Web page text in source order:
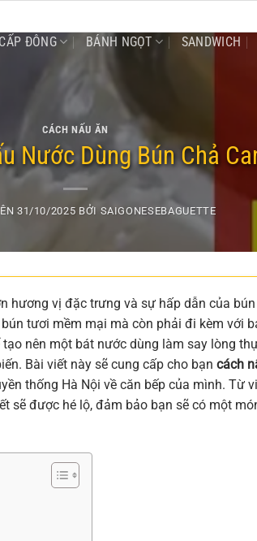
ĐÔNG BÁNH NGỌT SANDWICH
CÁCH NẤU ĂN
Nước Dùng Bún Chả
31/10/2025 BỞI SAIGONESEBAGUETTE
hương vị đặc trưng và sự hấp dẫn của bún
tươi mềm mại mà còn phải đi kèm với
nên một bát nước dùng làm say lòng
Bài viết này sẽ cung cấp cho bạn cách
thống Hà Nội về căn bếp của mình. Từ
sẽ được hé lộ, đảm bảo bạn sẽ có một